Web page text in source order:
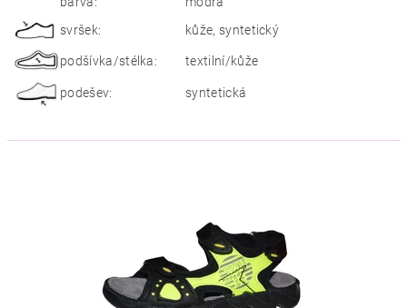
svršek:
kůže, syntetický
podšívka/stélka: textilní/kůže
podešev: syntetická